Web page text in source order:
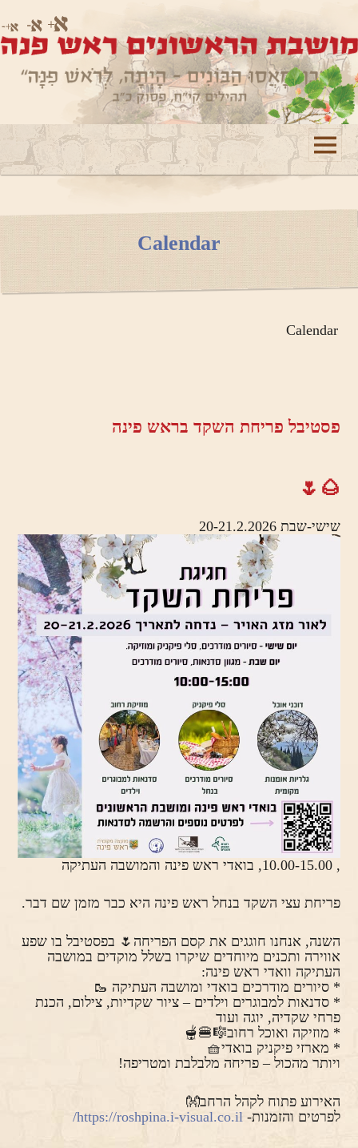
תפריטים
Calendar
Calendar
פסטיבל פריחת השקד בראש פינה
🌰🌷
שישי-שבת 20-21.2.2026
, 10.00-15.00, בואדי ראש פינה והמושבה העתיקה
פריחת עצי השקד בנחל ראש פינה היא כבר מזמן שם דבר.
השנה, אנחנו חוגגים את קסם הפריחה🌷 בפסטיבל בו שפע
אווירה ותכנים מיוחדים שיקרו בשלל מוקדים במושבה
העתיקה וואדי ראש פינה:
* סיורים מודרכים בואדי ומושבה העתיקה 🥾
* סדנאות למבוגרים וילדים – ציור שקדיות, צילום, הכנת
פרחי שקדיה, יוגה ועוד
* מוזיקה ואוכל רחוב🎼🍔🫕
* מארזי פיקניק בואדי🧺
ויותר מהכול – פריחה מלבלבת ומטריפה!
האירוע פתוח לקהל הרחב👐
לפרטים והזמנות-https://roshpina.i-visual.co.il/